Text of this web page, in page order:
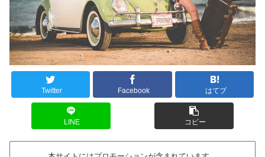
Twitter Facebook はてブ
LINE コピー